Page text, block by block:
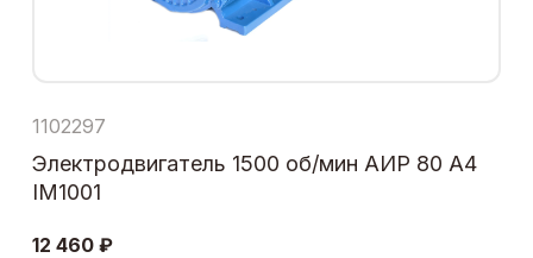
1102297
Электродвигатель 1500 об/мин АИР 80 А4
IM1001
12 460 ₽